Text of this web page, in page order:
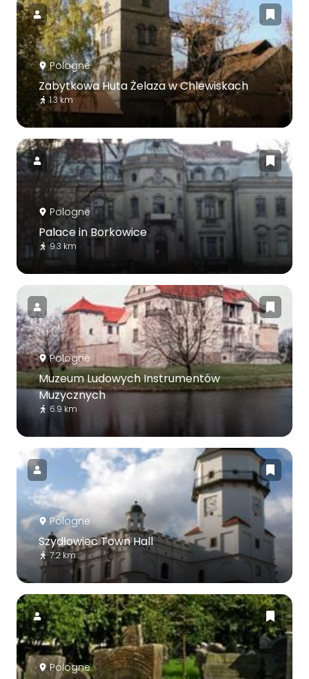
Pologne
Zabytkowa Huta Żelaza w Chlewiskach
1.3 km
Pologne
Palace in Borkowice
9.3 km
Pologne
Muzeum Ludowych Instrumentów
Muzycznych
6.9 km
Pologne
Szydłowiec Town Hall
7.2 km
Pologne